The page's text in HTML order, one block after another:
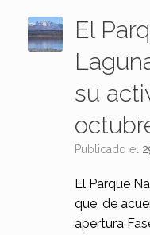
El
su
Publicado el
El Parque
que, de
apertura